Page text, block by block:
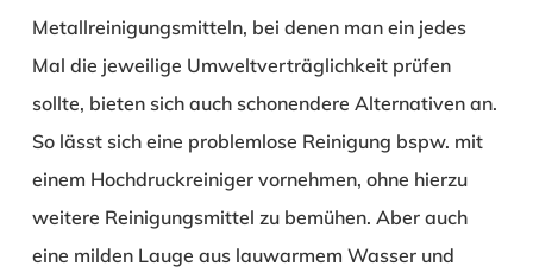
Metallreinigungsmitteln, bei denen man ein jedes
Mal die jeweilige Umweltverträglichkeit prüfen
sollte, bieten sich auch schonendere Alternativen an.
So lässt sich eine problemlose Reinigung bspw. mit
einem Hochdruckreiniger vornehmen, ohne hierzu
weitere Reinigungsmittel zu bemühen. Aber auch
eine milden Lauge aus lauwarmem Wasser und